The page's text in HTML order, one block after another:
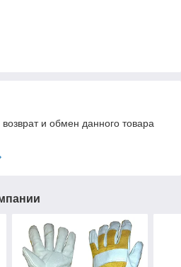
и обмен данного товара